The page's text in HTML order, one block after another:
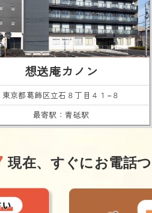
想送庵カノン
東京都葛飾区立石８丁目４１−８
最寄駅：青砥駅
現在、 すぐにお電話